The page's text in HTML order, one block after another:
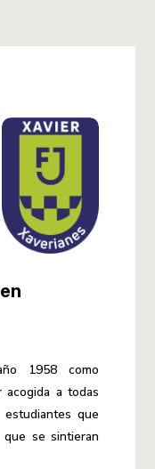
1958 como
a todas
que
se sintieran